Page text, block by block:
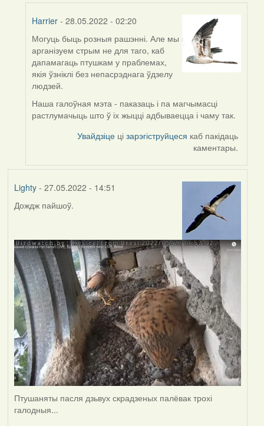
Harrier- 28.05.2022 - 02:20
In
reply
to
by
09Алена
Могуць быць розныя рашэнні. Але мы
арганізуем стрым не для таго, каб
дапамагаць птушкам у праблемах,
якія ўзніклі без непасрэднага ўдзелу
людзей.
Наша галоўная мэта - паказаць і па магчымасці
растлумачыць што ў іх жыцці адбываецца і чаму так.
Увайдзіце цізарэгіструйцеся каб пакідаць
каментары.
Lighty- 27.05.2022 - 14:51
Дождж пайшоў.
Птушаняты пасля дзьвух скрадзеных палёвак трохі
галодныя...